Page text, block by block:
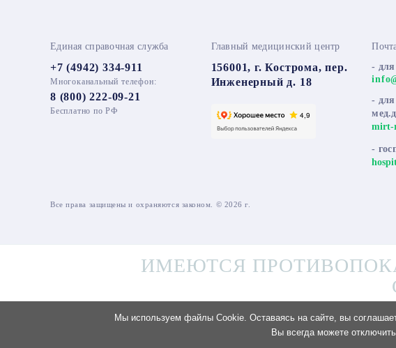
Единая справочная служба
+7 (4942) 334-911
Многоканальный телефон:
8 (800) 222-09-21
Бесплатно по РФ
Главный медицинский центр
156001, г. Кострома, пер.
Инженерный д. 18
-
- для
mirt-
-
Все права защищены и охраняются законом. © 2026 г.
ИМЕЮТСЯ
Мы используем файлы Cookie. Оставаясь на сайте, вы
Вы всегда можете